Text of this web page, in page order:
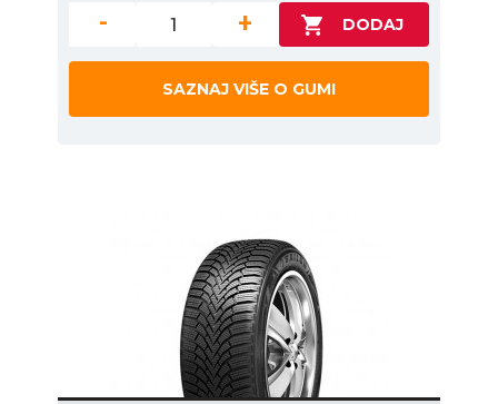
- +
SAZNAJ VIŠE O GUMI